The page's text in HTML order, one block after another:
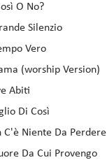
O No?
Silenzio
Vero
(worship Version)
Abiti
Di Così
C'è Niente Da Perdere
Da Cui Provengo